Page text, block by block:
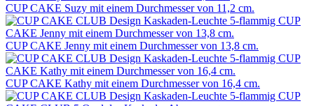
CUP CAKE Suzy mit einem Durchmesser von 11,2 cm.
CUP CAKE Jenny mit einem Durchmesser von 13,8 cm.
CUP CAKE Kathy mit einem Durchmesser von 16,4 cm.